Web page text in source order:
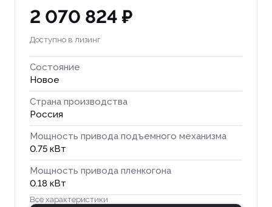
2 070 824 ₽
Доступно в лизинг
Состояние
Новое
Страна производства
Россия
Мощность привода подъемного механизма
0.75 кВт
Мощность привода пленкогона
0.18 кВт
Все характеристики